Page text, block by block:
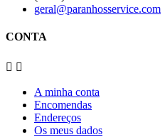
geral@paranhosservice.com
CONTA
 
A minha conta
Encomendas
Endereços
Os meus dados